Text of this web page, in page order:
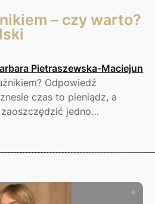
– czy warto?
Pietraszewska-Maciejun
Odpowiedź
czas to pieniądz, a
jedno…